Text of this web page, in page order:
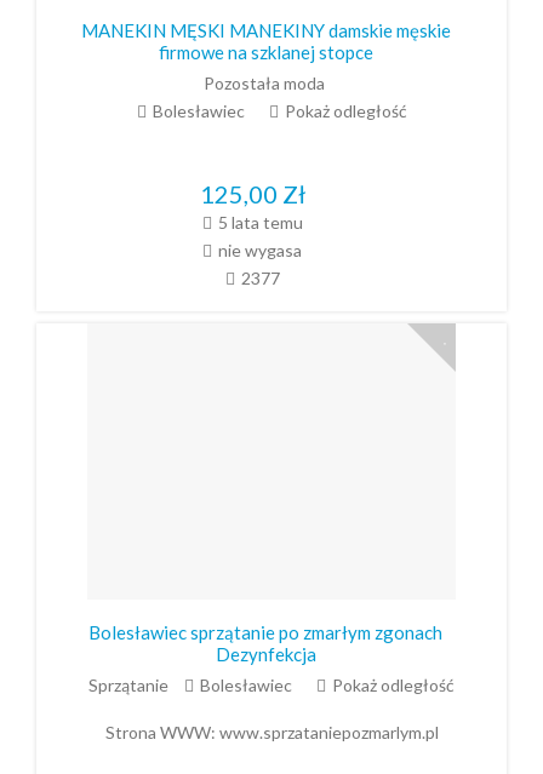
MANEKIN MĘSKI MANEKINY damskie męskie
firmowe na szklanej stopce
Pozostała moda
Bolesławiec
Pokaż odległość
125,00 Zł
5 lata temu
nie wygasa
2377
Bolesławiec sprzątanie po zmarłym zgonach
Dezynfekcja
Sprzątanie Bolesławiec Pokaż odległość
Strona WWW: www.sprzataniepozmarlym.pl